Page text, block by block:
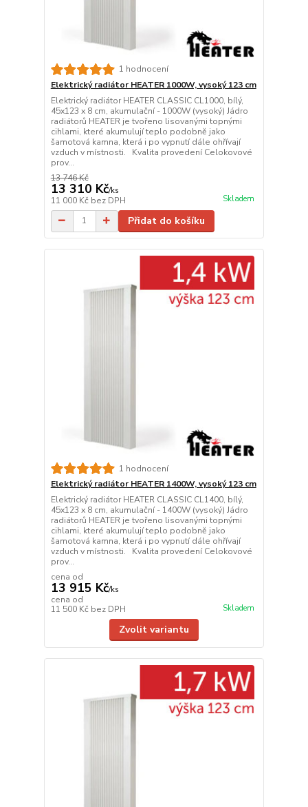
1 hodnocení
Elektrický radiátor HEATER 1000W, vysoký 123 cm
Elektrický radiátor HEATER CLASSIC CL1000, bílý,
45x123 x 8 cm, akumulační - 1000W (vysoký) Jádro
radiátorů HEATER je tvořeno lisovanými topnými
cihlami, které akumulují teplo podobně jako
šamotová kamna, která i po vypnutí dále ohřívají
vzduch v místnosti. Kvalita provedení Celokovové
prov...
13 746 Kč
13 310 Kč/ks
11 000 Kč bez DPH Skladem
Přidat do košíku
1 hodnocení
Elektrický radiátor HEATER 1400W, vysoký 123 cm
Elektrický radiátor HEATER CLASSIC CL1400, bílý,
45x123 x 8 cm, akumulační - 1400W (vysoký) Jádro
radiátorů HEATER je tvořeno lisovanými topnými
cihlami, které akumulují teplo podobně jako
šamotová kamna, která i po vypnutí dále ohřívají
vzduch v místnosti. Kvalita provedení Celokovové
prov...
cena od
13 915 Kč/ks
cena od
11 500 Kč bez DPH Skladem
Zvolit variantu